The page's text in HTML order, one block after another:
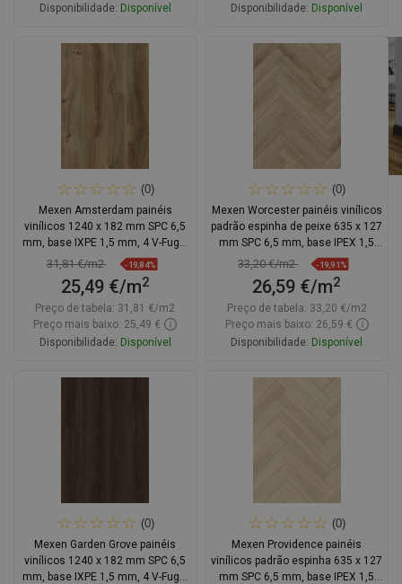
Disponibilidade: Disponível
Adicionar
Disponibilidade: Disponível
Adicionar
(0)
Mexen Amsterdam painéis
vinílicos 1240 x 182 mm SPC 6,5
mm, base IXPE 1,5 mm, 4 V-Fuga,
Carvalho - F1042-1240-182-505-
31,81 €/m2 -19,84%
25,49 €/m2
Preço de tabela: 31,81 €/m2
Preço mais baixo: 25,49 €
Disponibilidade: Disponível
Adicionar
(0)
Mexen Worcester painéis vinílicos
padrão espinha de peixe 635 x 127
mm SPC 6,5 mm, base IPEX 1,5
mm, 4 V-Fuga, Carvalho
33,20 €/m2 -19,91%
26,59 €/m2
Preço de tabela: 33,20 €/m2
Preço mais baixo: 26,59 €
Disponibilidade: Disponível
Adicionar
(0)
Mexen Garden Grove painéis
vinílicos 1240 x 182 mm SPC 6,5
mm, base IXPE 1,5 mm, 4 V-Fuga,
(0)
Mexen Providence painéis
vinílicos padrão espinha 635 x 127
mm SPC 6,5 mm, base IPEX 1,5